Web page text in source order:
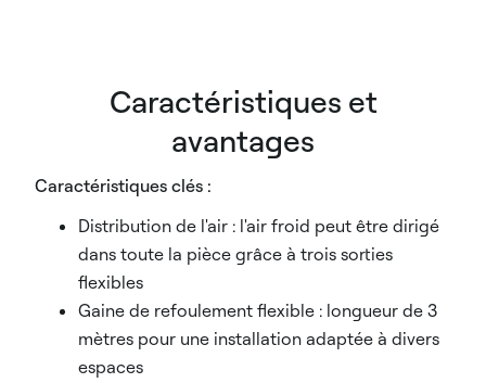
Caractéristiques et
avantages
Caractéristiques clés :
Distribution de l'air : l'air froid peut être dirigé
dans toute la pièce grâce à trois sorties
flexibles
Gaine de refoulement flexible : longueur de 3
mètres pour une installation adaptée à divers
espaces